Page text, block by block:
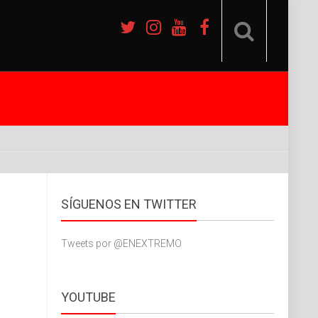
SÍGUENOS EN TWITTER
Tweets por @ENEXTREMO
YOUTUBE